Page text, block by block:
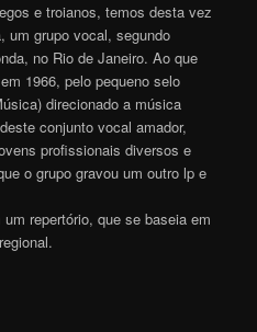
e troianos, temos desta vez
um grupo vocal, segundo
no Rio de Janeiro. Ao que
1966, pelo pequeno selo
direcionado a música
conjunto vocal amador,
profissionais diversos e
o grupo gravou um outro lp e
repertório, que se baseia em